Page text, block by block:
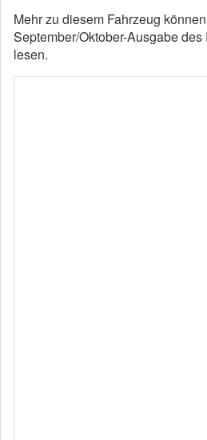
Mehr zu diesem Fahrzeug
September/Oktober-Ausgabe
lesen.